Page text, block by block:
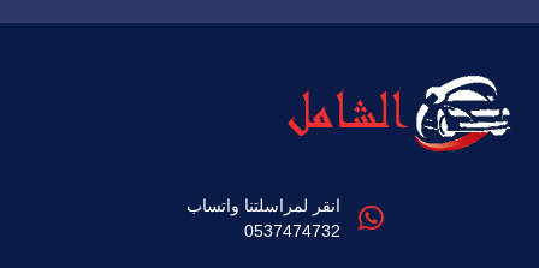
انقر لمراسلتنا واتساب
0537474732